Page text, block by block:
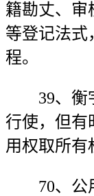
籍勘丈、审
等登记法式
程。
39、衡宇
行使，但有
用权取所有
70、公用